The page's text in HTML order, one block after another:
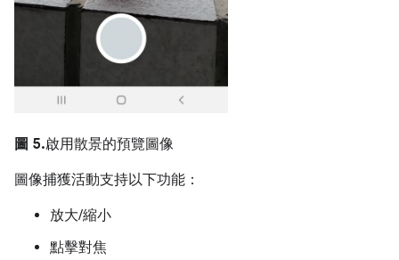
圖 5.啟用散景的預覽圖像
圖像捕獲活動支持以下功能：
放大/縮小
點擊對焦